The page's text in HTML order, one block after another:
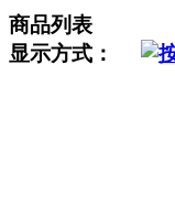
商品列表
显示方式：